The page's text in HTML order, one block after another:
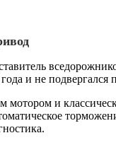
и не подвергался
и